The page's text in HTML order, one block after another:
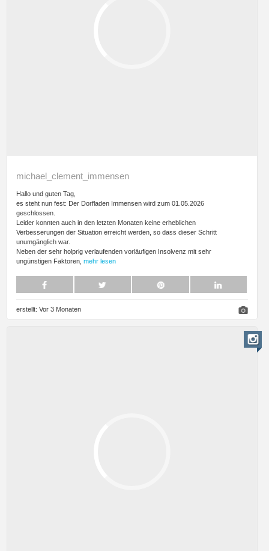
michael_clement_immensen
Hallo und guten Tag,
es steht nun fest: Der Dorfladen Immensen wird zum 01.05.2026
geschlossen.
Leider konnten auch in den letzten Monaten keine erheblichen
Verbesserungen der Situation erreicht werden, so dass dieser Schritt
unumgänglich war.
Neben der sehr holprig verlaufenden vorläufigen Insolvenz mit sehr
ungünstigen Faktoren, mehr lesen
erstellt: Vor 3 Monaten